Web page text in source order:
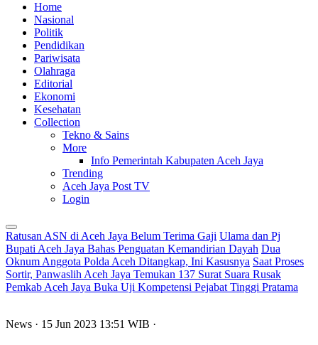
Home
Nasional
Politik
Pendidikan
Pariwisata
Olahraga
Editorial
Ekonomi
Kesehatan
Collection
Tekno & Sains
More
Info Pemerintah Kabupaten Aceh Jaya
Trending
Aceh Jaya Post TV
Login
Ratusan ASN di Aceh Jaya Belum Terima Gaji Ulama dan Pj
Bupati Aceh Jaya Bahas Penguatan Kemandirian Dayah Dua
Oknum Anggota Polda Aceh Ditangkap, Ini Kasusnya Saat Proses
Sortir, Panwaslih Aceh Jaya Temukan 137 Surat Suara Rusak
Pemkab Aceh Jaya Buka Uji Kompetensi Pejabat Tinggi Pratama
News · 15 Jun 2023 13:51 WIB ·